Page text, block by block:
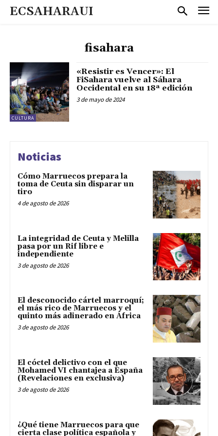
ECSAHARAUI
fisahara
CULTURA
«Resistir es Vencer»: El
FiSahara vuelve al Sáhara
Occidental en su 18ª edición
3 de mayo de 2024
Noticias
Cómo Marruecos prepara la
toma de Ceuta sin disparar un
tiro
4 de agosto de 2026
La integridad de Ceuta y Melilla
pasa por un Rif libre e
independiente
3 de agosto de 2026
El desconocido cártel marroquí;
el más rico de Marruecos y el
quinto más adinerado en África
3 de agosto de 2026
El cóctel delictivo con el que
Mohamed VI chantajea a España
(Revelaciones en exclusiva)
3 de agosto de 2026
¿Qué tiene Marruecos para que
cierta clase política española y